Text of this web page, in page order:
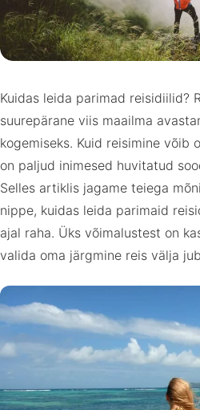
Kuidas leida parimad reisidiilid?
suurepärane viis maailma
kogemiseks. Kuid reisimine võib
on paljud inimesed huvitatud
Selles artiklis jagame teiega
nippe, kuidas leida parimaid
ajal raha. Üks võimalustest on
valida oma järgmine reis välja